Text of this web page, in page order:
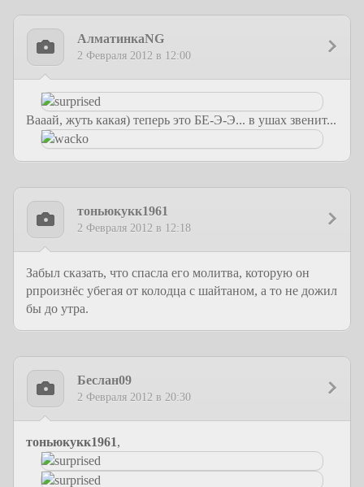
АлматинкаNG
2 Февраля 2012 в 12:00
Вааай, жуть какая) теперь это БЕ-Э-Э... в ушах звенит...
тоньюкукк1961
2 Февраля 2012 в 12:18
Забыл сказать, что спасла его молитва, которую он
рпроизнёс убегая от колодца с шайтаном, а то не дожил
бы до утра.
Беслан09
2 Февраля 2012 в 20:30
тоньюкукк1961,